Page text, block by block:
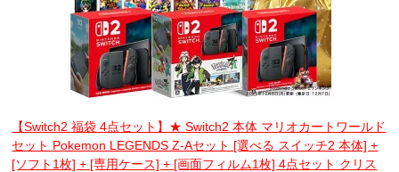
【Switch2 福袋 4点セット】★ Switch2 本体 マリオカートワールド
セット Pokemon LEGENDS Z-Aセット [選べる スイッチ2 本体] +
[ソフト1枚] + [専用ケース] + [画面フィルム1枚] 4点セット クリス